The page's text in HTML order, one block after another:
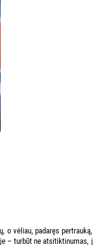
o vėliau, padaręs
turbūt ne atsitiktinumas,